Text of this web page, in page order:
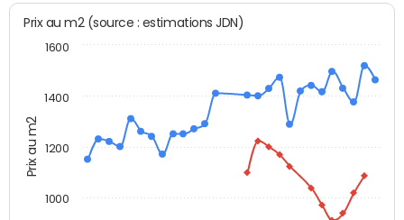
Prix au m2
Prix au m2 (source : estimations JDN)
1000
1200
1400
1600